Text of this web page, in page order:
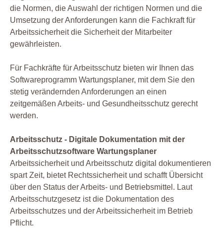
die Normen, die Auswahl der richtigen Normen und die
Umsetzung der Anforderungen kann die Fachkraft für
Arbeitssicherheit die Sicherheit der Mitarbeiter
gewährleisten.
Für Fachkräfte für Arbeitsschutz bieten wir Ihnen das
Softwareprogramm Wartungsplaner, mit dem Sie den
stetig verändernden Anforderungen an einen
zeitgemäßen Arbeits- und Gesundheitsschutz gerecht
werden.
Arbeitsschutz - Digitale Dokumentation mit der
Arbeitsschutzsoftware Wartungsplaner
Arbeitssicherheit und Arbeitsschutz digital dokumentieren
spart Zeit, bietet Rechtssicherheit und schafft Übersicht
über den Status der Arbeits- und Betriebsmittel. Laut
Arbeitsschutzgesetz ist die Dokumentation des
Arbeitsschutzes und der Arbeitssicherheit im Betrieb
Pflicht.